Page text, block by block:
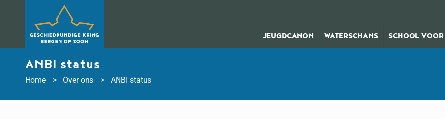
JEUGDCANON WATERSCHANS SCHOOL
ANBI status
Home Over ons ANBI status